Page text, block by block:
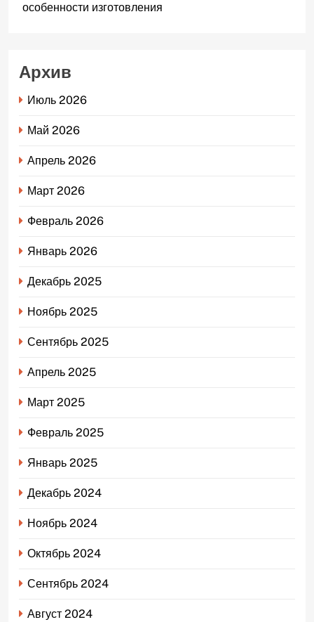
особенности изготовления
Архив
Июль 2026
Май 2026
Апрель 2026
Март 2026
Февраль 2026
Январь 2026
Декабрь 2025
Ноябрь 2025
Сентябрь 2025
Апрель 2025
Март 2025
Февраль 2025
Январь 2025
Декабрь 2024
Ноябрь 2024
Октябрь 2024
Сентябрь 2024
Август 2024